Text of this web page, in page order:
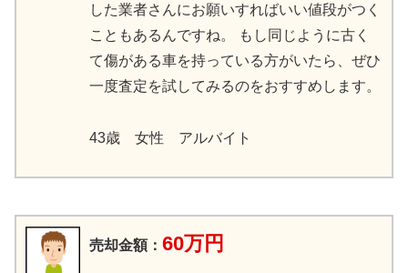
した業者さんにお願いすればいい値段がつく
こともあるんですね。 もし同じように古く
て傷がある車を持っている方がいたら、ぜひ
一度査定を試してみるのをおすすめします。
43歳 女性 アルバイト
売却金額： 60万円